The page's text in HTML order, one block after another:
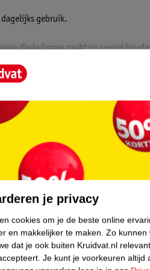
dagelijks gebruik.
die je lippen zacht en soepel
de verzorging, terwijl vitamine E
bedel. Zo hang je hem makkelijk
van het spiegeltje te halen aan
je privacy
cookies om je de beste online
en makkelijker te maken. Zo kunnen
dat je ook buiten Kruidvat.nl
Je kunt je voorkeuren altijd